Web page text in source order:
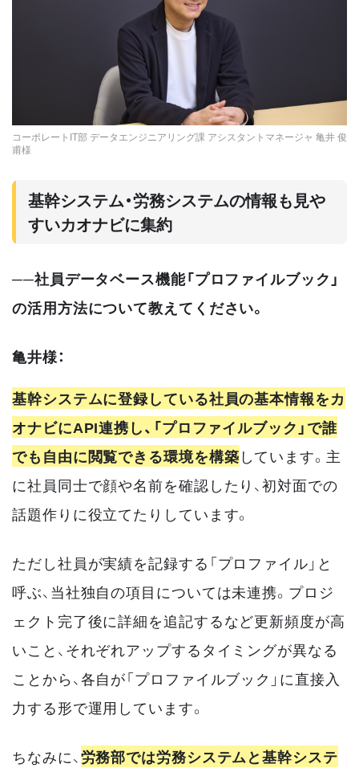
コーポレートIT部 データエンジニアリング課 アシスタントマネージャ 亀井 俊
甫様
基幹システム・労務システムの情報も見や
すいカオナビに集約
──社員データベース機能「プロファイルブック」
の活用方法について教えてください。
亀井様：
基幹システムに登録している社員の基本情報をカ
オナビにAPI連携し、「プロファイルブック」で誰
でも自由に閲覧できる環境を構築しています。主
に社員同士で顔や名前を確認したり、初対面での
話題作りに役立てたりしています。
ただし社員が実績を記録する「プロファイル」と
呼ぶ、当社独自の項目については未連携。プロジ
ェクト完了後に詳細を追記するなど更新頻度が高
いこと、それぞれアップするタイミングが異なる
ことから、各自が「プロファイルブック」に直接入
力する形で運用しています。
ちなみに、労務部では労務システムと基幹システ